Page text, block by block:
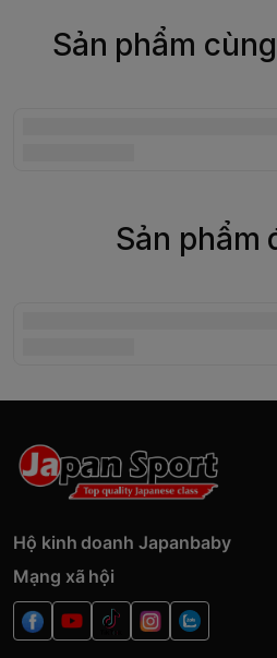
Sản phẩm
Sản phẩm
Hộ kinh doanh Japanbaby
Mạng xã hội